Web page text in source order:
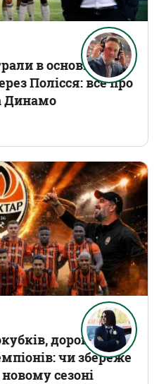
в основному
Полісся: все про
Динамо
дорогі
чи збереже
сезоні